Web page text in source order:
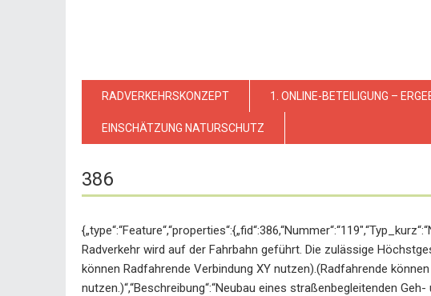
RADVERKEHRSKONZEPT 1. ONLINE-BETEILIGUNG –
EINSCHÄTZUNG NATURSCHUTZ
386
Radverkehr wird auf der Fahrbahn geführt. Die zulässige
können Radfahrende Verbindung XY nutzen).(Radfahrende
nutzen.)“,“Beschreibung“:“Neubau eines straßenbegleitenden